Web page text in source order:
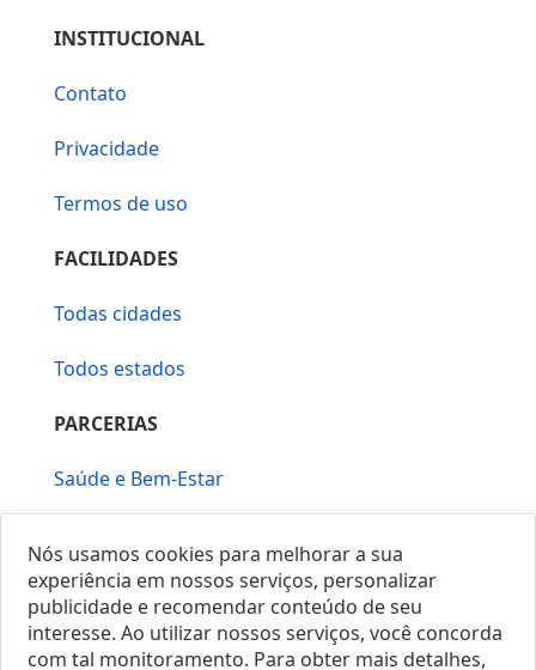
INSTITUCIONAL
Contato
Privacidade
Termos de uso
FACILIDADES
Todas cidades
Todos estados
PARCERIAS
Saúde e Bem-Estar
Nós usamos cookies para melhorar a sua
experiência em nossos serviços, personalizar
publicidade e recomendar conteúdo de seu
interesse. Ao utilizar nossos serviços, você concorda
com tal monitoramento. Para obter mais detalhes,